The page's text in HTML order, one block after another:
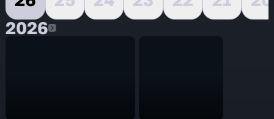
20262026